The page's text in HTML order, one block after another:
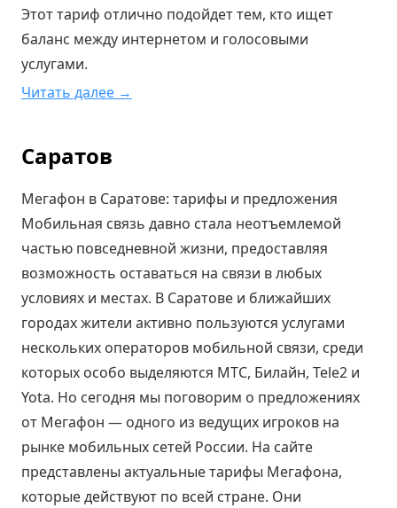
Этот тариф отлично подойдет тем, кто ищет
баланс между интернетом и голосовыми
услугами.
Читать далее →
Саратов
Мегафон в Саратове: тарифы и предложения
Мобильная связь давно стала неотъемлемой
частью повседневной жизни, предоставляя
возможность оставаться на связи в любых
условиях и местах. В Саратове и ближайших
городах жители активно пользуются услугами
нескольких операторов мобильной связи, среди
которых особо выделяются МТС, Билайн, Tele2 и
Yota. Но сегодня мы поговорим о предложениях
от Мегафон — одного из ведущих игроков на
рынке мобильных сетей России. На сайте
представлены актуальные тарифы Мегафона,
которые действуют по всей стране. Они